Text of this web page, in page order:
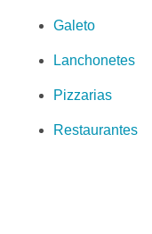
Galeto
Lanchonetes
Pizzarias
Restaurantes